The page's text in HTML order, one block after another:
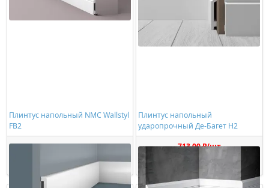
Плинтус напольный NMC Wallstyl
FB2
748,00 ₽/шт
Купить
Плинтус напольный
ударопрочный Де-Багет Н2
713,00 ₽/шт